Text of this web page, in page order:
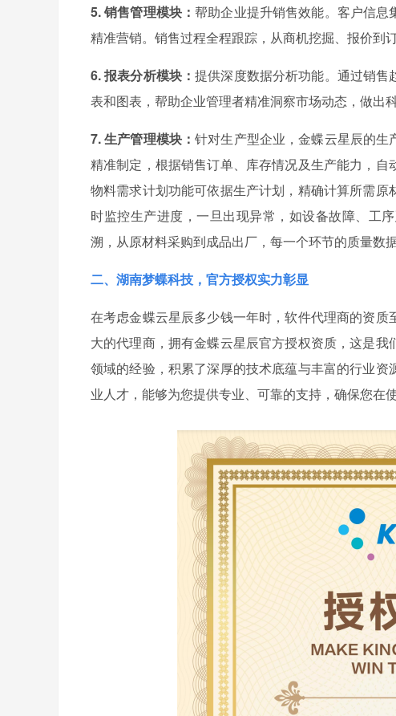
5. 销售管理模块：帮助企业提升销售效能。客户信
精准营销。销售过程全程跟踪，从商机挖掘、报价到
6. 报表分析模块：提供深度数据分析功能。通过销
表和图表，帮助企业管理者精准洞察市场动态，做出科
7. 生产管理模块：针对生产型企业，金蝶云星辰的
精准制定，根据销售订单、库存情况及生产能力，自
物料需求计划功能可依据生产计划，精确计算所需
时监控生产进度，一旦出现异常，如设备故障、工
溯，从原材料采购到成品出厂，每一个环节的质量数
二、湖南梦蝶科技，官方授权实力彰显
在考虑金蝶云星辰多少钱一年时，软件代理商的资
大的代理商，拥有金蝶云星辰官方授权资质，这是
领域的经验，积累了深厚的技术底蕴与丰富的行业
业人才，能够为您提供专业、可靠的支持，确保您在